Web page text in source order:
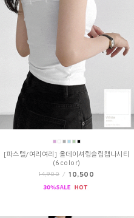
[파스텔/여리여리] 올데이셔링슬림캡나시티
(6color)
14,900 / 10,500